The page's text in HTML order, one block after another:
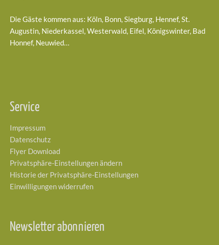
Die Gäste kommen aus: Köln, Bonn, Siegburg, Hennef, St.
Augustin, Niederkassel, Westerwald, Eifel, Königswinter, Bad
Honnef, Neuwied…
Service
Impressum
Datenschutz
Flyer Download
Privatsphäre-Einstellungen ändern
Historie der Privatsphäre-Einstellungen
Einwilligungen widerrufen
Newsletter abonnieren